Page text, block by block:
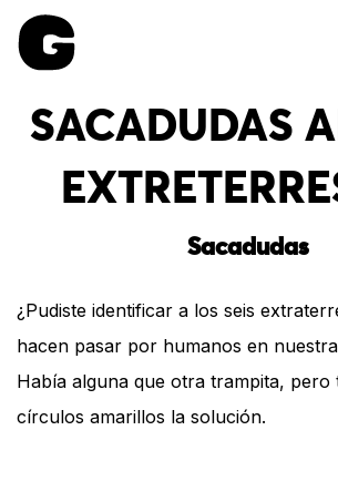
SACADUDAS
Sacadudas
¿Pudiste identificar a los seis
hacen pasar por humanos en
Había alguna que otra trampita, pero
círculos amarillos la solución.